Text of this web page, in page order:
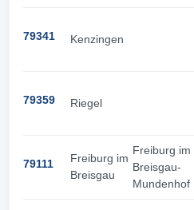
79341 Kenzingen
79359 Riegel
79111
Freiburg im
Breisgau
Freiburg im
Breisgau-
Mundenhof